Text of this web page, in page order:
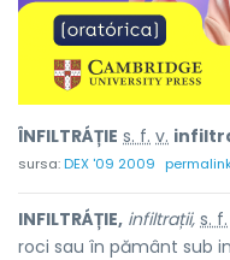
ÎNFILTRÁȚIE s. f. v.
sursa:DEX '09 2009
INFILTRÁȚIE, infiltrații, s. f.
roci sau în pământ sub